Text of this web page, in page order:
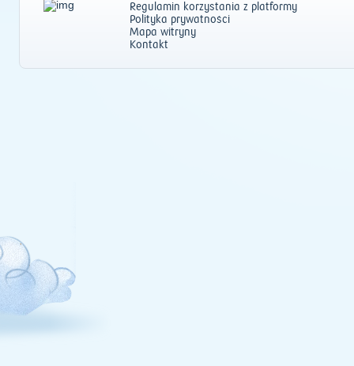
Regulamin korzystania z platformy
Polityka prywatności
Mapa witryny
Kontakt